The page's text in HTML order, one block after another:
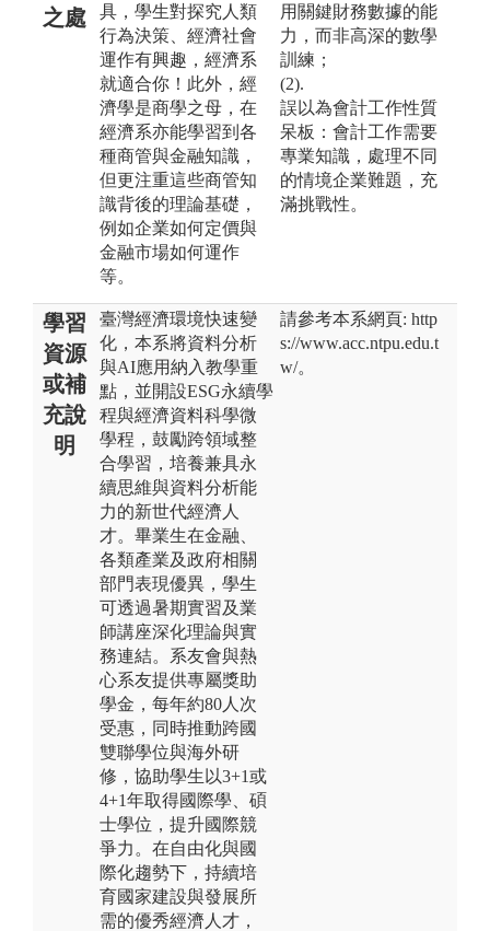
之處
具，學生對探究人類
行為決策、經濟社會
運作有興趣，經濟系
就適合你！此外，經
濟學是商學之母，在
經濟系亦能學習到各
種商管與金融知識，
但更注重這些商管知
識背後的理論基礎，
例如企業如何定價與
金融市場如何運作
等。
用關鍵財務數據的能
力，而非高深的數學
訓練；
(2).
誤以為會計工作性質
呆板：會計工作需要
專業知識，處理不同
的情境企業難題，充
滿挑戰性。
學習
資源
或補
充說
明
臺灣經濟環境快速變
化，本系將資料分析
與AI應用納入教學重
點，並開設ESG永續學
程與經濟資料科學微
學程，鼓勵跨領域整
合學習，培養兼具永
續思維與資料分析能
力的新世代經濟人
才。畢業生在金融、
各類產業及政府相關
部門表現優異，學生
可透過暑期實習及業
師講座深化理論與實
務連結。系友會與熱
心系友提供專屬獎助
學金，每年約80人次
受惠，同時推動跨國
雙聯學位與海外研
修，協助學生以3+1或
4+1年取得國際學、碩
士學位，提升國際競
爭力。在自由化與國
際化趨勢下，持續培
育國家建設與發展所
需的優秀經濟人才，
請參考本系網頁: http
s://www.acc.ntpu.edu.t
w/。